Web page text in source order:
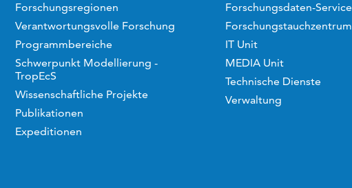
Forschungsregionen
Verantwortungsvolle Forschung
Programmbereiche
Schwerpunkt Modellierung -
TropEcS
Wissenschaftliche Projekte
Publikationen
Expeditionen
Forschungsdaten-Service
Forschungstauchzentrum
IT Unit
MEDIA Unit
Technische Dienste
Verwaltung